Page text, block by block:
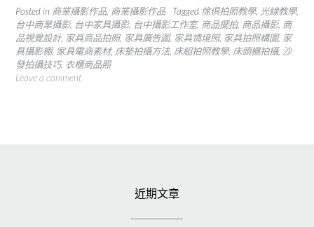
Posted in 商業攝影作品, 商業攝影作品 Tagged 傢俱拍照教學, 光線教學,
台中商業攝影, 台中家具攝影, 台中攝影工作室, 商品擺拍, 商品攝影, 商
品視覺設計, 家具商品拍照, 家具廣告圖, 家具情境照, 家具拍照構圖, 家
具攝影棚, 家具電商素材, 床墊拍攝方法, 床組拍照教學, 床頭櫃拍攝, 沙
發拍攝技巧, 衣櫃商品照
Leave a comment
近期文章